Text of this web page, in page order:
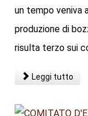
un tempo veniva
produzione di
risulta terzo sui
Leggi tutto